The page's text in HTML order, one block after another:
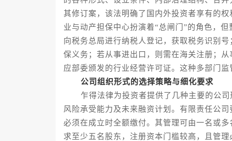
其修订案，该法明确了国内外投资者享有的
业与动产担保中心扮演着“总闸门”的角色，
向税务总局进行纳税人登记，获取税务识别
保义务；若从事进出口，则需在海关注册；
应部委颁发的行业经营许可证。这种多部门
公司组织形式的选择策略与细化要求
乍得法律为投资者提供了几种主要的公司
风险承受能力及未来融资计划。有限责任公
必须在成立时全额缴付。其管理可由一名或
求至少五名股东，注册资本门槛较高，且管